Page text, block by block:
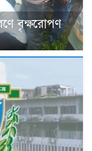
বৃক্ষরোপণ